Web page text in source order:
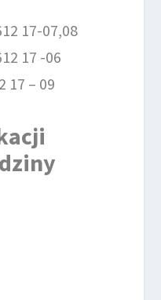
17-07,08
17 -06
17 – 09